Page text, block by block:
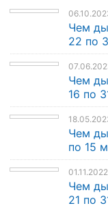
Чем
22 по
Чем
16 по
Чем
по 15
Чем
21 по